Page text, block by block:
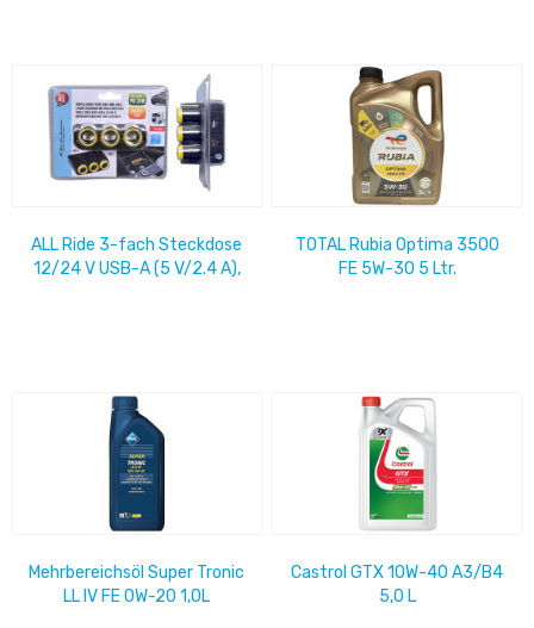
ALL Ride 3-fach Steckdose
12/24 V USB-A (5 V/2.4 A),
TOTAL Rubia Optima 3500
FE 5W-30 5 Ltr.
Mehrbereichsöl Super Tronic
LL IV FE 0W-20 1,0L
Castrol GTX 10W-40 A3/B4
5,0 L